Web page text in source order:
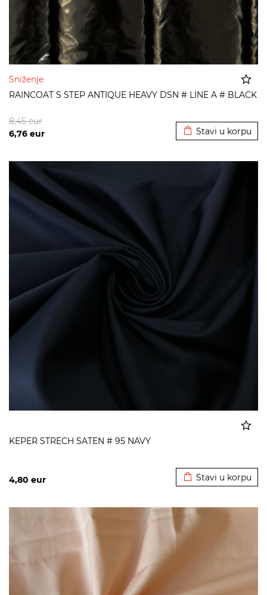
Sniženje
RAINCOAT S STEP ANTIQUE HEAVY DSN # LINE A # BLACK
6,76 eur
8,45eur
Stavi u korpu
KEPER STRECH SATEN # 95 NAVY
4,80 eur Stavi u korpu